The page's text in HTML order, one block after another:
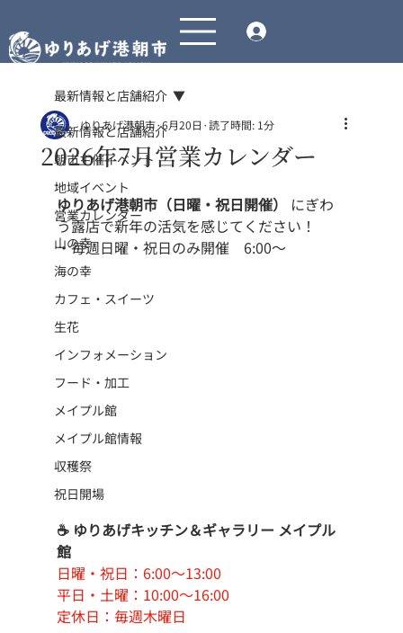
最新情報と店舗紹介
朝市主催イベント
地域イベント
営業カレンダー
山の幸
海の幸
カフェ・スイーツ
生花
インフォメーション
フード・加工
メイプル館
メイプル館情報
収穫祭
祝日開場
最新情報と店舗紹介
2026年7月営業カレンダー
ゆりあげ港朝市 6月20日 読了時間: 1分
ゆりあげ港朝市（日曜・祝日開催）
にぎわ
う露店で新年の活気を感じてください！
・毎週日曜・祝日のみ開催　6:00〜
☕ ゆりあげキッチン＆ギャラリー メイプル
館
日曜・祝日：6:00〜13:00
平日・土曜：10:00〜16:00
定休日：毎週木曜日